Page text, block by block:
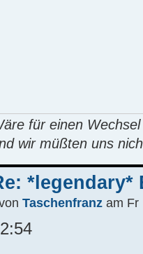
für einen
wir müßten uns
*legendary*
Taschenfranzam Fr